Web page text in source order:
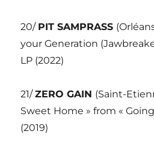
20/ PIT SAMPRASS
your Generation
LP (2022)
21/ZERO GAIN (Saint-
Sweet Home » from «
(2019)